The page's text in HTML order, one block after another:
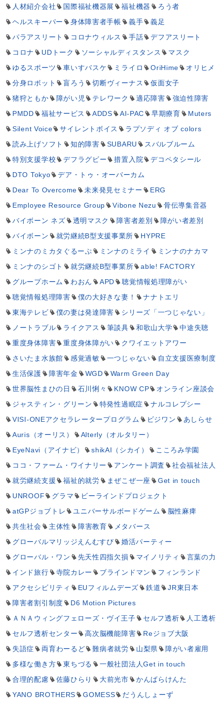
人材紹介会社 国際福祉機器展 福祉機器
ろう者
ヘルスキーパー
身体障害者手帳 義手
義足
パラアスリート
コロナウィルス 手話
デフアスリート
コロナ
UDトーク ソーシャルディスタンス
マスク
ゆるスポーツ
車いすバスケ ミライロ OriHime
オリヒメ
分身ロボット
盲ろう 切断ヴィーナス
仮面女子
猪狩ともか
障がい児 テレワーク 適応障害
強迫性障害
PMDD
福祉サービス ADDS AI-PAC 早期療育
Muters
Silent Voice
サイレントボイス
ラプソディ オブ colors
読み上げソフト
知的障害 SUBARU
スバルブルーム
特別支援学校
デフラグビー 措置入院
デコペタシール
DTO Tokyo
デア・トゥ・オーバーカム
Dear To Overcome
未来発見セミナー
ERG
Employee Resource Group
Vibone Nezu
骨伝導集音器
バイボーン ネズ
透明マスク 障害者差別
障がい者差別
バイボーン
就労継続B型支援事業所
HYPRE
ミンナのミカタぐるーぷ
ミンナのミライ
ミンナのナカマ
ミンナのシゴト
就労継続B型事業所
able! FACTORY
グループホーム
わおん APD
聴覚情報処理障がい
聴覚情報処理障害
僕の大好きな妻！
ナナトエリ
東海テレビ
僕の妻は発達障害
シリーズ「一つじゃない」
ノートラブル
ライクアス 筆談具 和歌山大学
中途失聴
重度身体障害
重度身体障がい
クワイエットアワー
さいたま水族館
感覚過敏 一つじゃない
自立支援医療制度
生活保護
障害年金 WGD
Warm Green Day
世界脳性まひの日
石川悧々 KNOW CP
オンライン座談会
ジャスティン・グリーン
特発性過眠症
ナルコレプシー
VISI-ONEアクセラレータープログラム
ビジワン
あしらせ
Auris（オーリス）
Alterly（オルタリー）
EyeNavi（アイナビ）
shikAI（シカイ）
こころみ学園
ココ・ファーム・ワイナリー
アンケート調査
社会福祉法人
就労継続支援
福祉的就労 まぜこぜ一座
Get in touch
UNROOF
グラマ
ビーラインドプロジェクト
atGPジョブトレ
ユニバーサルボードゲーム
脳性麻痺
共生社会
主体性 障害教育
メタバース
グローバルマリッジえんむすび
婚活パーティー
グローバル・ワン
先天性四指欠損 マイノリティ
言葉の力
インド旅行
寺院カレー ブラインドマン
フィンランド
アクセシビリティ
EUフィルムデーズ 鉄道
JR東日本
障害者割引制度
D6 Motion Pictures
ＡＮＡウィングフェローズ・ヴイ王子
セルフ透析
人工透析
セルフ透析センター
高次脳機能障害
Reジョブ大阪
失語症
両育わーるど 難病者就労 山梨県
障がい者雇用
多様な働き方
東ちづる
一般社団法人Get in touch
合理的配慮
佐藤ひらり 大前光市
かんばらけんた
YANO BROTHERS
GOMESS
だうんしょーず